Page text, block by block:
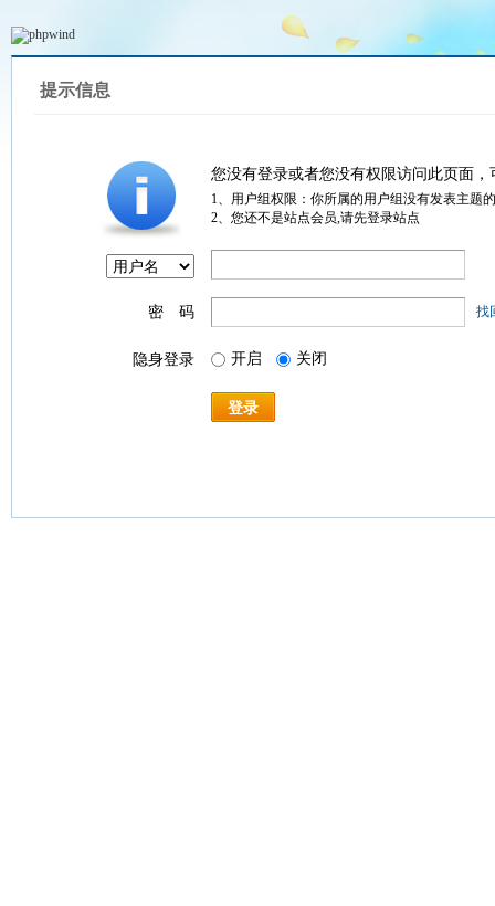
提示信息
您没有登录或者您没有权限访问此页面
1、用户组权限：你所属的用户组没有发表主题
2、您还不是站点会员,请先登录站点
密 码 找
隐身登录 开启 关闭
登录